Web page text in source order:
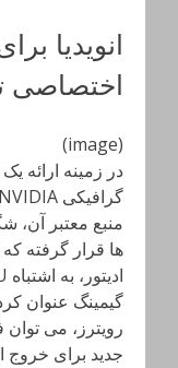
انویدیا
اختصاصی
(image)
در زمینه ارائه
منبع معتبر آن،
ها قرار گرفته
گیمینگ عنوان
جدید برای خروج